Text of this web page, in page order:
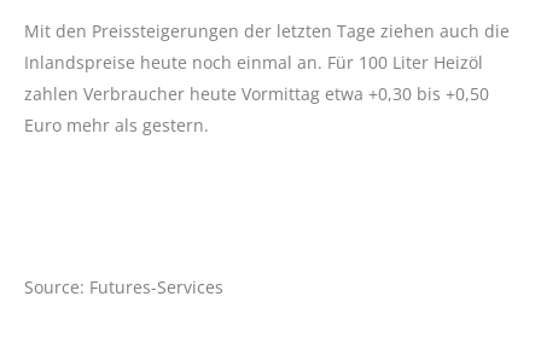
Mit den Preissteigerungen der letzten Tage ziehen auch die
Inlandspreise heute noch einmal an. Für 100 Liter Heizöl
zahlen Verbraucher heute Vormittag etwa +0,30 bis +0,50
Euro mehr als gestern.
Source: Futures-Services